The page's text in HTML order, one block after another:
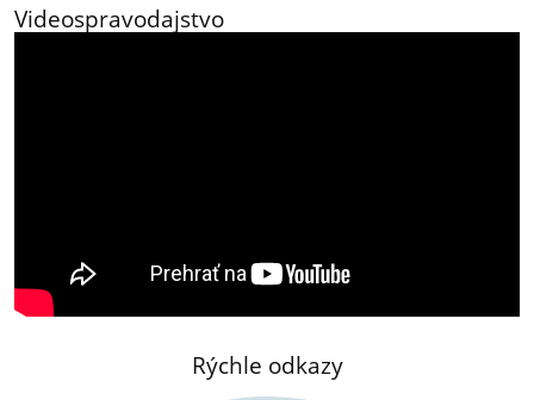
Videospravodajstvo
Rýchle odkazy